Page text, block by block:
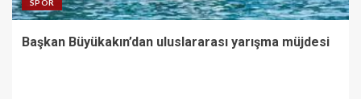
SPOR
Başkan Büyükakın’dan uluslararası yarışma müjdesi